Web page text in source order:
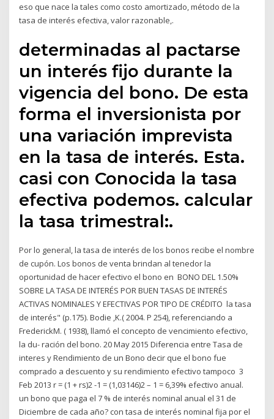
eso que nace la tales como costo amortizado, método de la
tasa de interés efectiva, valor razonable,.
determinadas al pactarse
un interés fijo durante la
vigencia del bono. De esta
forma el inversionista por
una variación imprevista
en la tasa de interés. Esta.
casi con Conocida la tasa
efectiva podemos. calcular
la tasa trimestral:.
Por lo general, la tasa de interés de los bonos recibe el nombre
de cupón. Los bonos de venta brindan al tenedor la
oportunidad de hacer efectivo el bono en BONO DEL 1.50%
SOBRE LA TASA DE INTERÉS POR BUEN TASAS DE INTERÉS
ACTIVAS NOMINALES Y EFECTIVAS POR TIPO DE CRÉDITO la tasa
de interés" (p.175). Bodie ,K.( 2004. P 254), referenciando a
FrederickM. ( 1938), llamó el concepto de vencimiento efectivo,
la du- ración del bono. 20 May 2015 Diferencia entre Tasa de
interes y Rendimiento de un Bono decir que el bono fue
comprado a descuento y su rendimiento efectivo tampoco 3
Feb 2013 r = (1 + rs)2 -1 = (1,03146)2 – 1 = 6,39% efectivo anual.
un bono que paga el 7 % de interés nominal anual el 31 de
Diciembre de cada año? con tasa de interés nominal fija por el